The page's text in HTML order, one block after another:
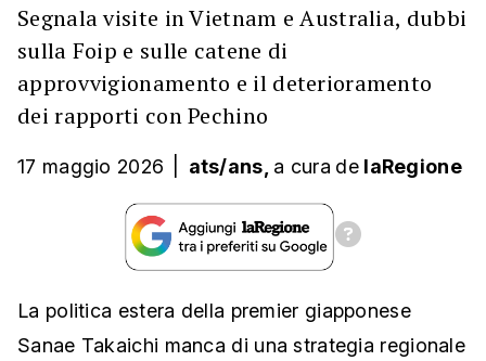
Segnala visite in Vietnam e Australia, dubbi
sulla Foip e sulle catene di
approvvigionamento e il deterioramento
dei rapporti con Pechino
17 maggio 2026 ats/ans, a cura de laRegione
La politica estera della premier giapponese
Sanae Takaichi manca di una strategia regionale